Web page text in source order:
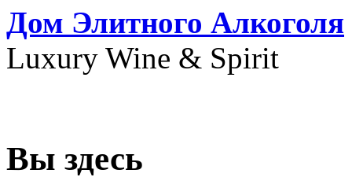
Дом Элитного Алкоголя
Luxury Wine & Spirit
Вы здесь